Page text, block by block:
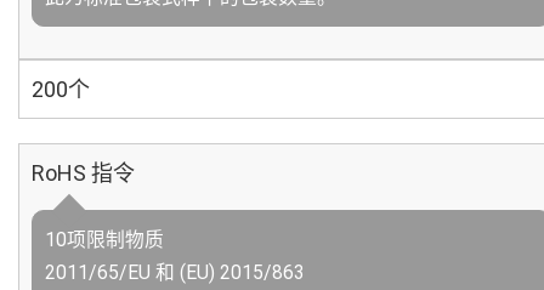
200个
RoHS 指令
10项限制物质
2011/65/EU 和 (EU) 2015/863